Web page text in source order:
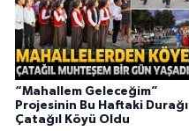
“Mahallem Geleceğim”
Projesinin Bu Haftaki Durağı
Çatağıl Köyü Oldu